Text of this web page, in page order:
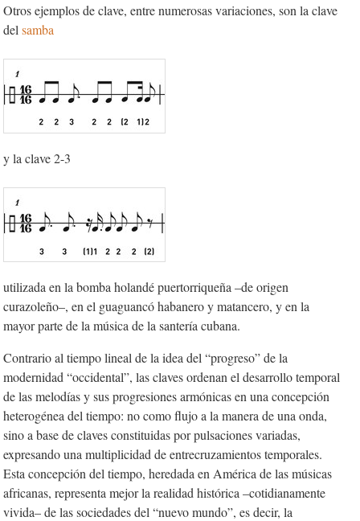
Otros ejemplos de clave, entre numerosas variaciones, son la clave
del samba
y la clave 2-3
utilizada en la bomba holandé puertorriqueña –de origen
curazoleño–, en el guaguancó habanero y matancero, y en la
mayor parte de la música de la santería cubana.
Contrario al tiempo lineal de la idea del “progreso” de la
modernidad “occidental”, las claves ordenan el desarrollo temporal
de las melodías y sus progresiones armónicas en una concepción
heterogénea del tiempo: no como flujo a la manera de una onda,
sino a base de claves constituidas por pulsaciones variadas,
expresando una multiplicidad de entrecruzamientos temporales.
Esta concepción del tiempo, heredada en América de las músicas
africanas, representa mejor la realidad histórica –cotidianamente
vivida– de las sociedades del “nuevo mundo”, es decir, la